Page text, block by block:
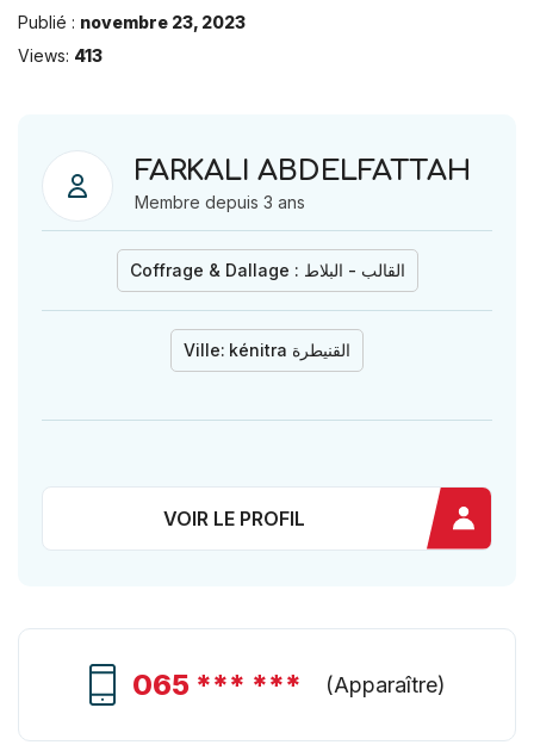
Publié : novembre 23, 2023
Views: 413
FARKALI ABDELFATTAH
Membre depuis 3 ans
Coffrage & Dallage : القالب - البلاط
Ville: kénitra القنيطرة
VOIR LE PROFIL
065 *** *** (Apparaître)